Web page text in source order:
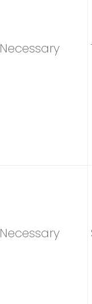
Necessary
Necessary